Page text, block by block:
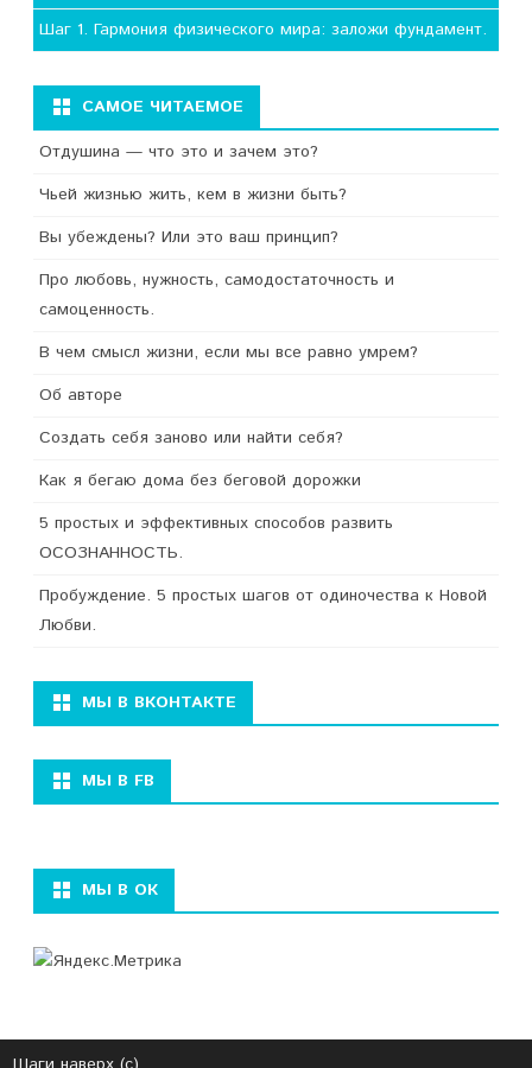
Шаг 1. Гармония физического мира: заложи фундамент.
САМОЕ ЧИТАЕМОЕ
Отдушина — что это и зачем это?
Чьей жизнью жить, кем в жизни быть?
Вы убеждены? Или это ваш принцип?
Про любовь, нужность, самодостаточность и
самоценность.
В чем смысл жизни, если мы все равно умрем?
Об авторе
Создать себя заново или найти себя?
Как я бегаю дома без беговой дорожки
5 простых и эффективных способов развить
ОСОЗНАННОСТЬ.
Пробуждение. 5 простых шагов от одиночества к Новой
Любви.
МЫ В ВКОНТАКТЕ
МЫ В FB
МЫ В ОК